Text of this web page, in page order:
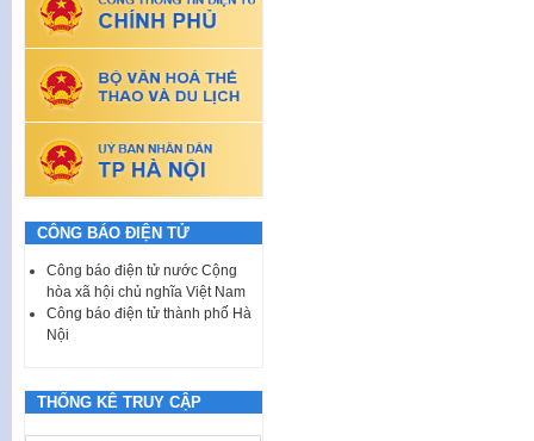
CÔNG BÁO ĐIỆN TỬ
Công báo điện tử nước Cộng
hòa xã hội chủ nghĩa Việt Nam
Công báo điện tử thành phố Hà
Nội
THỐNG KÊ TRUY CẬP